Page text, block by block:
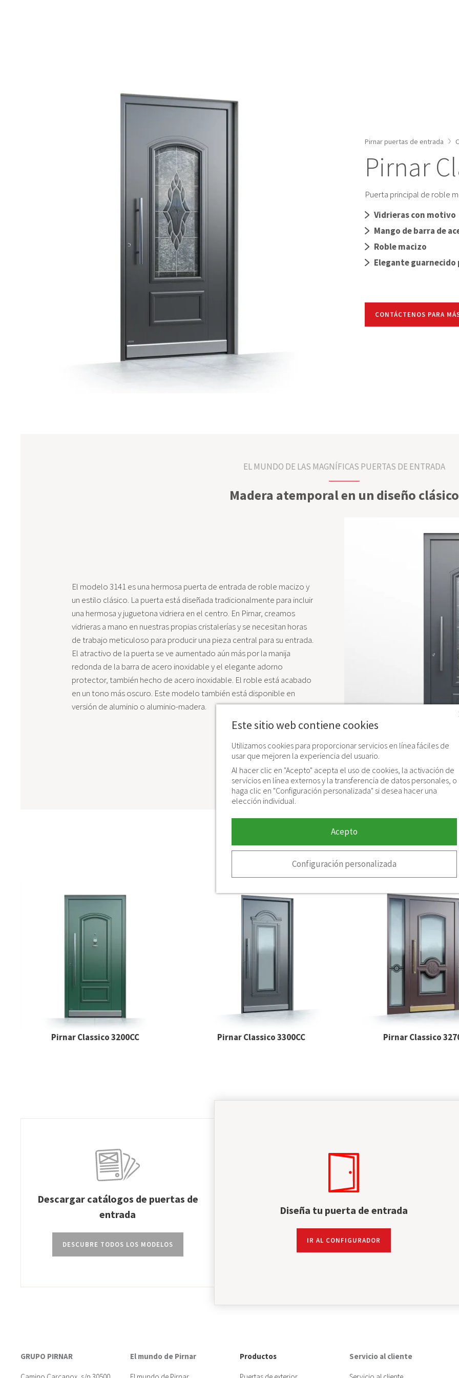
Pirnar puertas de entrada
Pirnar
Puerta principal de roble
Vidrieras con motivo
Mango de barra de
Roble macizo
Elegante
CONTÁCTENOS PARA
EL MUNDO DE LAS MAGNÍFICAS PUERTAS DE ENTRADA
Madera atemporal en un diseño clásico
El modelo 3141 es una hermosa puerta de entrada de roble macizo y
un estilo clásico. La puerta está diseñada tradicionalmente para incluir
una hermosa y juguetona vidriera en el centro. En Pirnar, creamos
vidrieras a mano en nuestras propias cristalerías y se necesitan horas
de trabajo meticuloso para producir una pieza central para su entrada.
El atractivo de la puerta se ve aumentado aún más por la manija
redonda de la barra de acero inoxidable y el elegante adorno
protector, también hecho de acero inoxidable. El roble está acabado
en un tono más oscuro. Este modelo también está disponible en
versión de aluminio o aluminio-madera.
Modelos parecidos
Pirnar Classico 3200CC Pirnar Classico 3300CC Pirnar Classico
Diseña tu puerta de entrada
IR AL CONFIGURADOR
Descargar catálogos de puertas de
entrada
DESCUBRE TODOS LOS MODELOS
GRUPO PIRNAR El mundo de Pirnar Productos Servicio al cliente
Este sitio web contiene cookies
Utilizamos cookies para proporcionar servicios en línea fáciles de
usar que mejoren la experiencia del usuario.
Al hacer clic en "Acepto" acepta el uso de cookies, la activación de
servicios en línea externos y la transferencia de datos personales, o
haga clic en "Configuración personalizada" si desea hacer una
elección individual.
Acepto
Configuración personalizada